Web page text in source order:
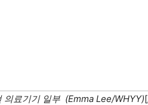
의료기기 일부 (Emma Lee/WHYY)